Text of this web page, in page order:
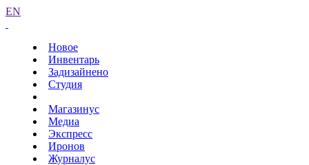
EN
Новое
Инвентарь
Задизайнено
Студия
Магазинус
Медиа
Экспресс
Иронов
Журналус